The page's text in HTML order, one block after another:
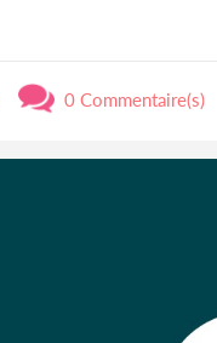
0 Commentaire(s)